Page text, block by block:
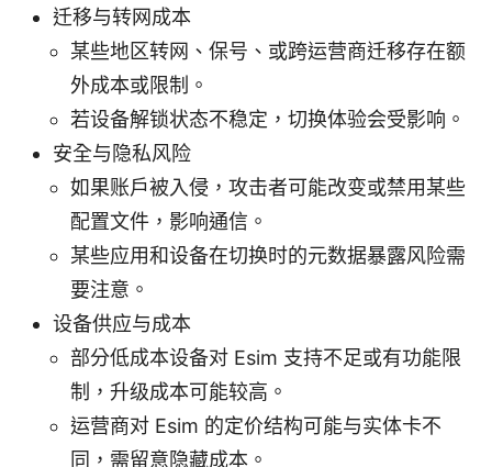
迁移与转网成本
某些地区转网、保号、或跨运营商迁移存在额
外成本或限制。
若设备解锁状态不稳定，切换体验会受影响。
安全与隐私风险
如果账户被入侵，攻击者可能改变或禁用某些
配置文件，影响通信。
某些应用和设备在切换时的元数据暴露风险需
要注意。
设备供应与成本
部分低成本设备对 Esim 支持不足或有功能限
制，升级成本可能较高。
运营商对 Esim 的定价结构可能与实体卡不
同，需留意隐藏成本。